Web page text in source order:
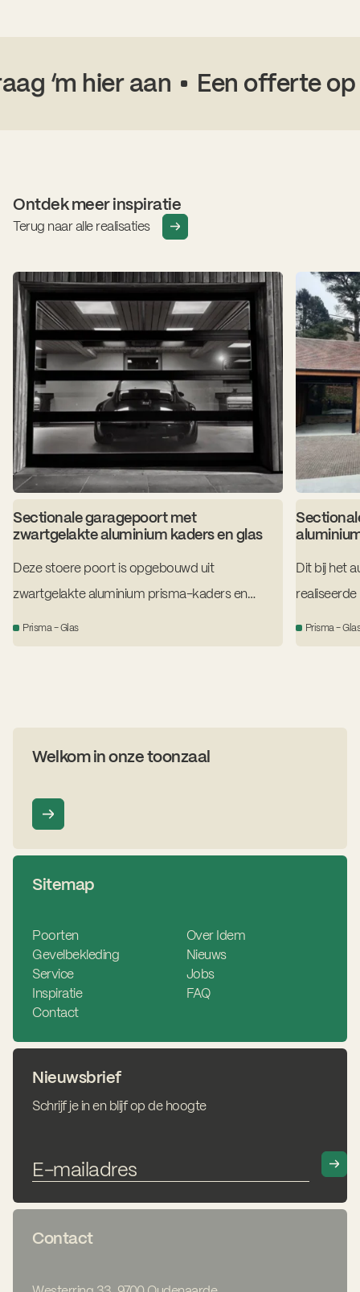
‘m hier aan Een offerte op
Ontdek meer inspiratie
Terug naar alle realisaties
Sectionale garagepoort met
zwartgelakte aluminium kaders en glas
Deze stoere poort is opgebouwd uit
zwartgelakte aluminium prisma-kaders en
transparant, isolerend glas.
Prisma - Glas
Dit bij het
zwart
Prisma -
Welkom in onze toonzaal
Sitemap
Poorten
Gevelbekleding
Service
Inspiratie
Contact
Over Idem
Nieuws
Jobs
FAQ
Nieuwsbrief
Schrijf je in en blijf op de hoogte
Contact